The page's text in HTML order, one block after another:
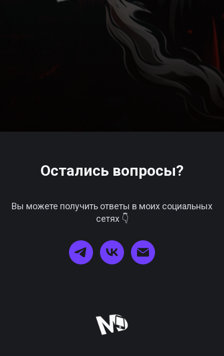
Остались вопросы?
Вы можете получить ответы в моих социальных
сетях 👇